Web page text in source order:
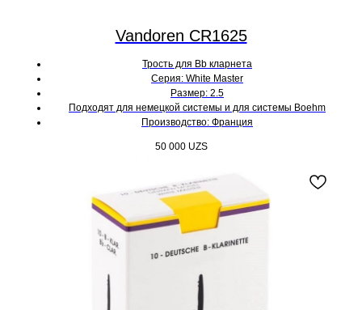
Vandoren CR1625
Трость для Bb кларнета
Серия: White Master
Размер: 2.5
Подходят для немецкой системы и для системы Boehm
Производство: Франция
50 000 UZS